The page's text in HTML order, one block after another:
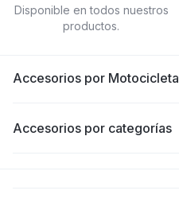
Disponible en todos nuestros
productos.
Accesorios por Motocicleta
Accesorios por categorías